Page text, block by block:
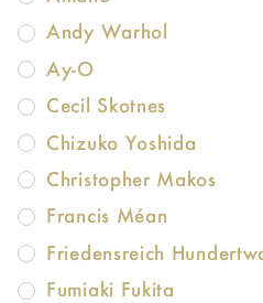
Andy Warhol
Ay-O
Cecil Skotnes
Chizuko Yoshida
Christopher Makos
Francis Méan
Friedensreich
Fumiaki Fukita